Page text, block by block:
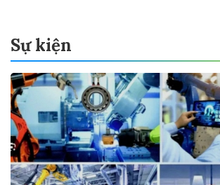
Sự kiện